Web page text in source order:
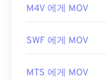
M4V 에게 MOV
SWF 에게 MOV
MTS 에게 MOV